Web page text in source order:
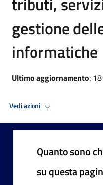
gestione
informatiche
Ultimo aggiornamento:
Vedi azioni
Quanto sono
su questa